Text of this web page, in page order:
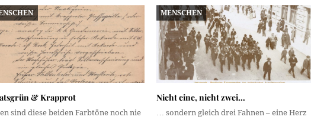
& Krapprot
sind diese beiden Farbtöne noch nie
MENSCHEN
Nicht eine, nicht zwei…
… sondern gleich drei Fahnen – eine Herz